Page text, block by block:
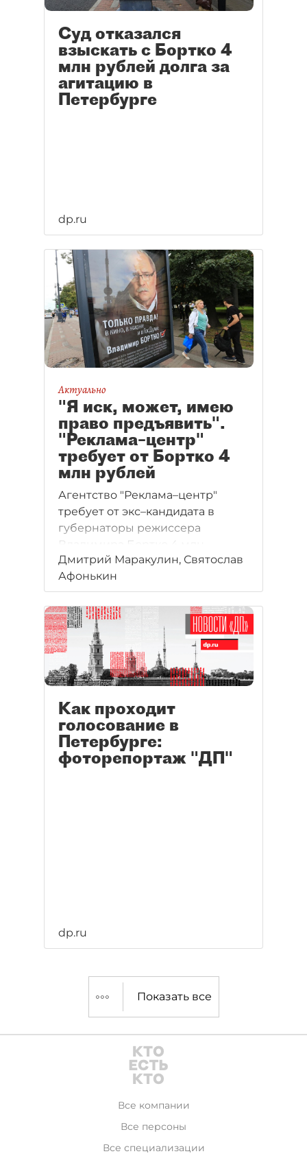
Суд отказался
взыскать с Бортко 4
млн рублей долга за
агитацию в
Петербурге
dp.ru
Актуально
"Я иск, может, имею
право предъявить".
"Реклама–центр"
требует от Бортко 4
млн рублей
Агентство "Реклама–центр"
требует от экс–кандидата в
губернаторы режиссера
Владимира Бортко 4 млн
рублей.
Дмитрий Маракулин, Святослав
Афонькин
Как проходит
голосование в
Петербурге:
фоторепортаж "ДП"
dp.ru
Показать все
Все компании
Все персоны
Все специализации